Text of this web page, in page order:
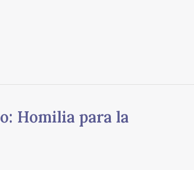
Homilia para la